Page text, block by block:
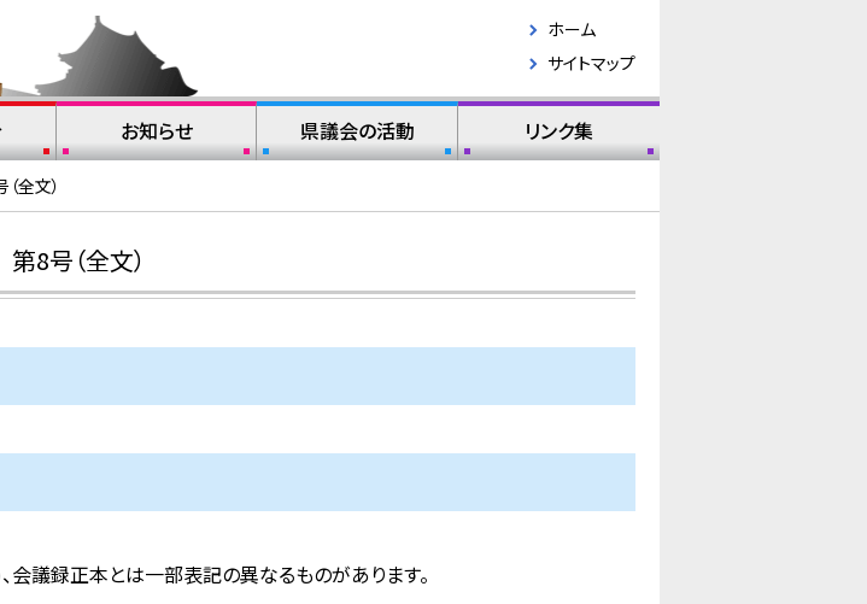
ホーム
サイトマップ
お知らせ 県議会の活動 リンク集
文）
号（全文）
議録正本とは一部表記の異なるものがあります。